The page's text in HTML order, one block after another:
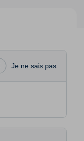
Je ne sais pas